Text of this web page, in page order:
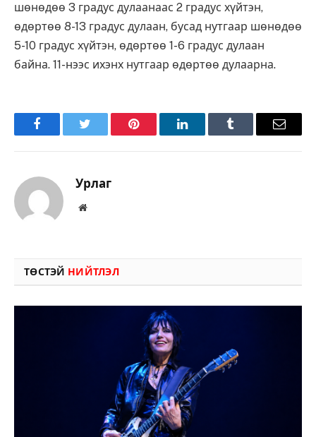
шөнөдөө 3 градус дулаанаас 2 градус хүйтэн,
өдөртөө 8-13 градус дулаан, бусад нутгаар шөнөдөө
5-10 градус хүйтэн, өдөртөө 1-6 градус дулаан
байна. 11-нээс ихэнх нутгаар өдөртөө дулаарна.
FacebookTwitter Pinterest LinkedInTumblr Имэйл
Урлаг
Вэбсайт
ТӨСТЭЙ НИЙТЛЭЛ